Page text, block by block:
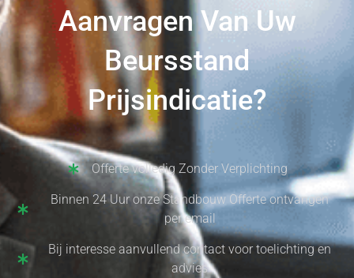
Aanvragen Van Uw
Beursstand
Prijsindicatie?
Offerte volledig Zonder Verplichting
Binnen 24 Uur onze Standbouw Offerte ontvangen
per email
Bij interesse aanvullend contact voor toelichting en
advies